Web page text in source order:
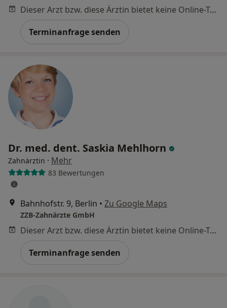
Dieser Arzt bzw. diese Ärztin bietet keine Online-Terminbuchung an diesem Standort an.
Terminanfrage senden
Dr. med. dent. Saskia Mehlhorn
Zahnärztin · Mehr
83 Bewertungen
Bahnhofstr. 9, Berlin • Zu Google Maps
ZZB-Zahnärzte GmbH
Dieser Arzt bzw. diese Ärztin bietet keine Online-Terminbuchung an diesem Standort an.
Terminanfrage senden